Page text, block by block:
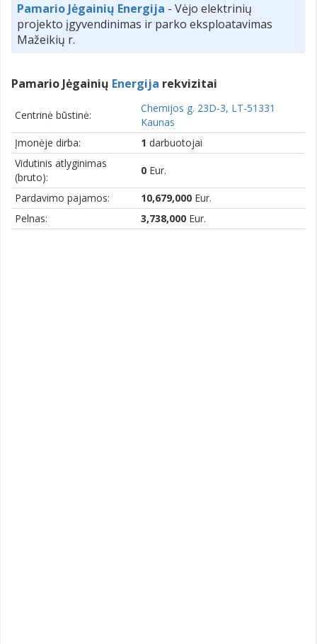
Pamario Jėgainių Energija - Vėjo elektrinių
projekto įgyvendinimas ir parko eksploatavimas
Mažeikių r.
Pamario Jėgainių Energija rekvizitai
Centrinė būstinė:
Chemijos g. 23D-3, LT-51331
Kaunas
Įmonėje dirba:
1 darbuotojai
Vidutinis atlyginimas
(bruto):
0 Eur.
Pardavimo pajamos: 10,679,000 Eur.
Pelnas:
3,738,000 Eur.